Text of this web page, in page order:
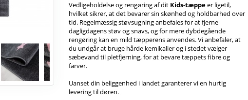
Vedligeholdelse og rengøring af dit Kids-tæppeer ligetil,
hvilket sikrer, at det bevarer sin skønhed og holdbarhed over
tid. Regelmæssig støvsugning anbefales for at fjerne
dagligdagens støv og snavs, og for mere dybdegående
rengøring kan en mild tæpperens anvendes. Vi anbefaler, at
du undgår at bruge hårde kemikalier og i stedet vælger
sæbevand til pletfjerning, for at bevare tæppets fibre og
farver.
Uanset din beliggenhed i landet garanterer vi en hurtig
levering til døren.